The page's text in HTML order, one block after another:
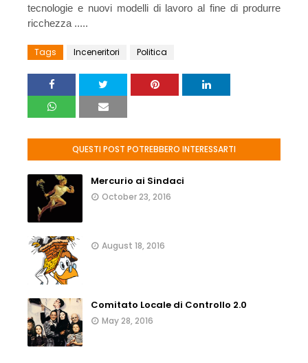
tecnologie e nuovi modelli di lavoro al fine di produrre
ricchezza .....
Tags Inceneritori Politica
QUESTI POST POTREBBERO INTERESSARTI
Mercurio ai Sindaci
October 23, 2016
August 18, 2016
Comitato Locale di Controllo 2.0
May 28, 2016